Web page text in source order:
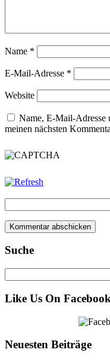
Name *
E-Mail-Adresse *
Website
Name, E-Mail-Adresse
meinen nächsten
Suche
nach:
Like Us On Facebook
Neuesten Beiträge